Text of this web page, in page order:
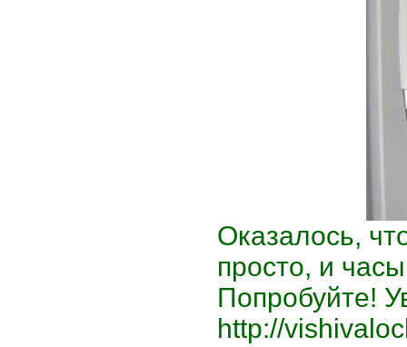
Оказалось,
просто, и
Попробуйте!
http://